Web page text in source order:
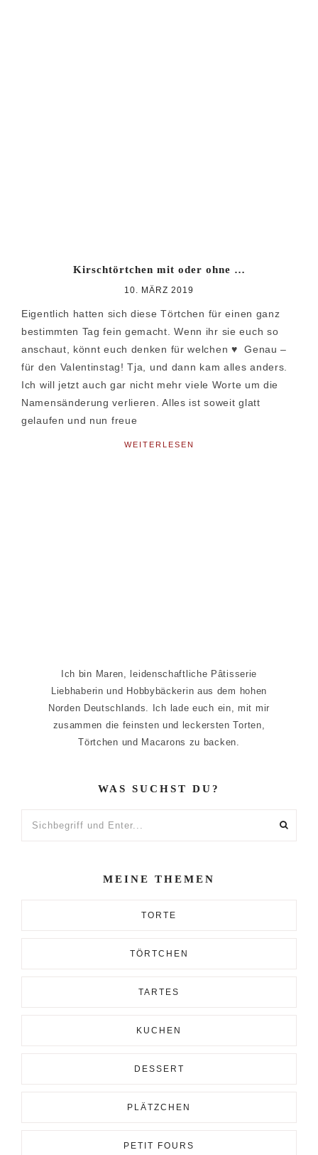
Kirschtörtchen mit oder ohne …
10. MÄRZ 2019
Eigentlich hatten sich diese Törtchen für einen ganz
bestimmten Tag fein gemacht. Wenn ihr sie euch so
anschaut, könnt euch denken für welchen ♥ Genau –
für den Valentinstag! Tja, und dann kam alles anders.
Ich will jetzt auch gar nicht mehr viele Worte um die
Namensänderung verlieren. Alles ist soweit glatt
gelaufen und nun freue
WEITERLESEN
Ich bin Maren, leidenschaftliche Pâtisserie
Liebhaberin und Hobbybäckerin aus dem hohen
Norden Deutschlands. Ich lade euch ein, mit mir
zusammen die feinsten und leckersten Torten,
Törtchen und Macarons zu backen.
WAS SUCHST DU?
MEINE THEMEN
TORTE
TÖRTCHEN
TARTES
KUCHEN
DESSERT
PLÄTZCHEN
PETIT FOURS